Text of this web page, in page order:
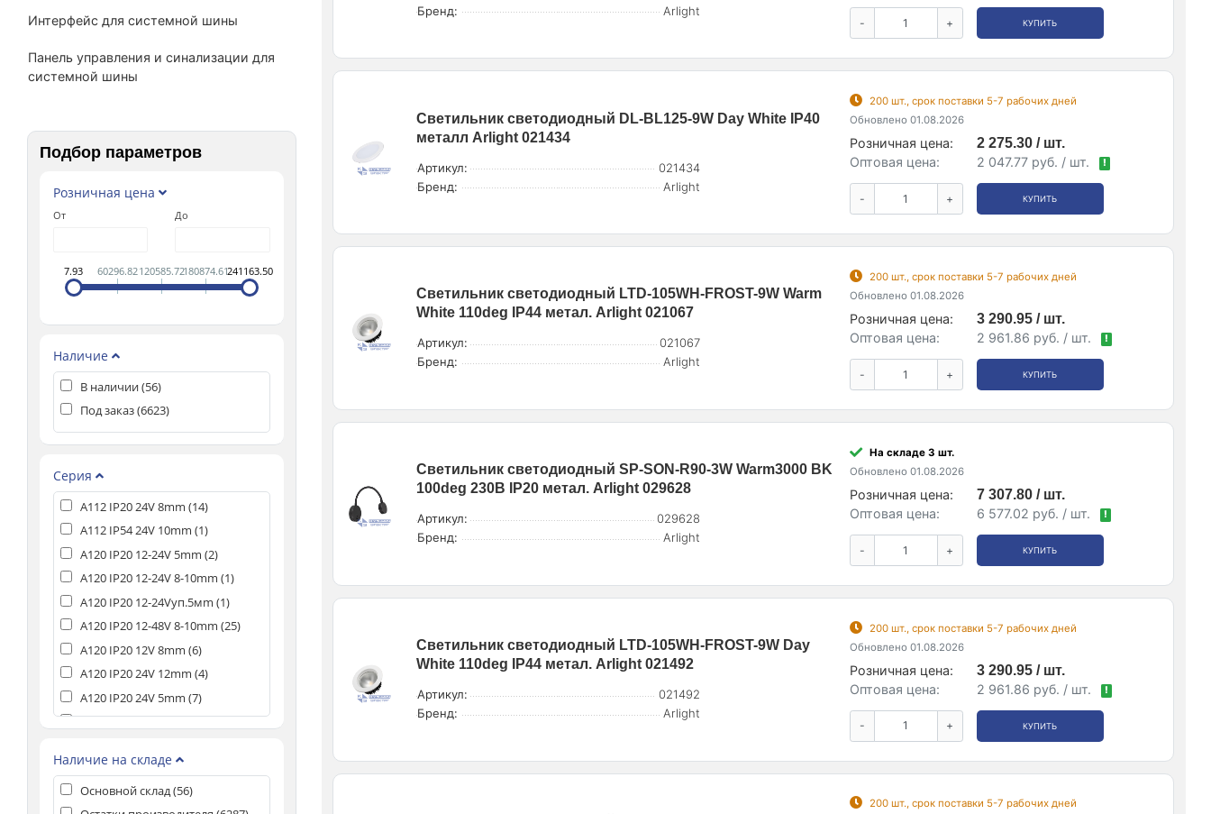
Бренд:
Arlight
- + КУПИТЬ
Светильник светодиодный DL-BL125-9W Day White IP40
металл Arlight 021434
Артикул:
021434
Бренд:
Arlight
200 шт., срок поставки 5-7 рабочих дней
Обновлено 01.08.2026
Розничная цена:
2 275.30 / шт.
Оптовая цена:
2 047.77 руб. / шт. !
- + КУПИТЬ
Светильник светодиодный LTD-105WH-FROST-9W Warm
White 110deg IP44 метал. Arlight 021067
Артикул:
021067
Бренд:
Arlight
200 шт., срок поставки 5-7 рабочих дней
Обновлено 01.08.2026
Розничная цена:
3 290.95 / шт.
Оптовая цена:
2 961.86 руб. / шт. !
- + КУПИТЬ
Светильник светодиодный SP-SON-R90-3W Warm3000 BK
100deg 230В IP20 метал. Arlight 029628
Артикул:
029628
Бренд:
Arlight
На складе 3 шт.
Обновлено 01.08.2026
Розничная цена:
7 307.80 / шт.
Оптовая цена:
6 577.02 руб. / шт. !
- + КУПИТЬ
Светильник светодиодный LTD-105WH-FROST-9W Day
White 110deg IP44 метал. Arlight 021492
Артикул:
021492
Бренд:
Arlight
200 шт., срок поставки 5-7 рабочих дней
Обновлено 01.08.2026
Розничная цена:
3 290.95 / шт.
Оптовая цена:
2 961.86 руб. / шт. !
- + КУПИТЬ
200 шт., срок поставки 5-7 рабочих дней
Интерфейс для системной шины
Панель управления и синализации для
системной шины
Подбор параметров
Розничная цена
От До
7.93 60296.82120585.72180874.61241163.50
Наличие
В наличии (56)
Под заказ (6623)
Серия
A112 IP20 24V 8mm (14)
A112 IP54 24V 10mm (1)
A120 IP20 12-24V 5mm (2)
A120 IP20 12-24V 8-10mm (1)
A120 IP20 12-24Vуп.5мm (1)
A120 IP20 12-48V 8-10mm (25)
A120 IP20 12V 8mm (6)
A120 IP20 24V 12mm (4)
A120 IP20 24V 5mm (7)
A120 IP20 24V 5mm UL (1)
A120 IP20 24V 8mm UL (
A120 IP20 24Vуп.5мm UL (
Наличие на складе
Основной склад (56)